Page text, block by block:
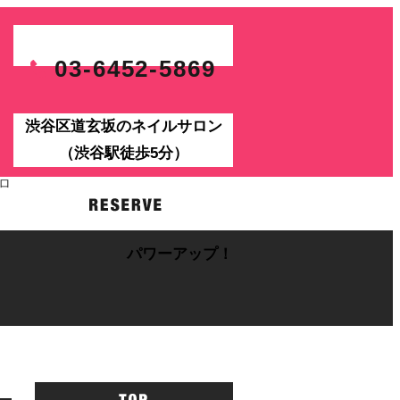
03-6452-5869
渋谷区道玄坂のネイルサロン
（渋谷駅徒歩5分）
パワーアップ！